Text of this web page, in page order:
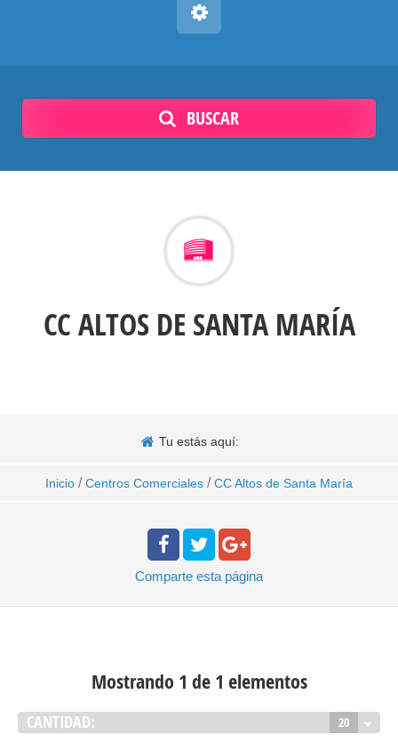
BUSCAR
CC ALTOS DE SANTA MARÍA
Tu estás aquí:
Inicio / Centros Comerciales / CC Altos de Santa María
Comparte esta página
Mostrando 1 de 1 elementos
CANTIDAD: 20